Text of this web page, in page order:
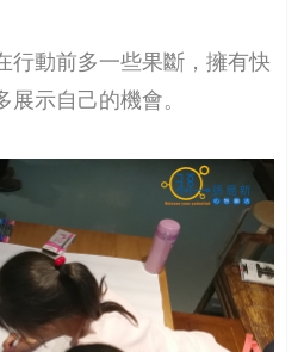
行動前多一些果斷，擁有快
展示自己的機會。